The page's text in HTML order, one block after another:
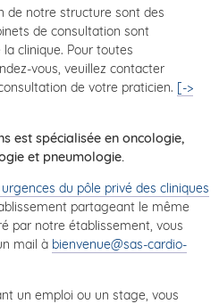
de notre structure sont des
de consultation sont
clinique. Pour toutes
vous, veuillez contacter
de votre praticien. [->
est spécialisée en oncologie,
et pneumologie.
du pôle privé des cliniques
partageant le même
par notre établissement, vous
mail à bienvenue@sas-cardio-
un emploi ou un stage, vous